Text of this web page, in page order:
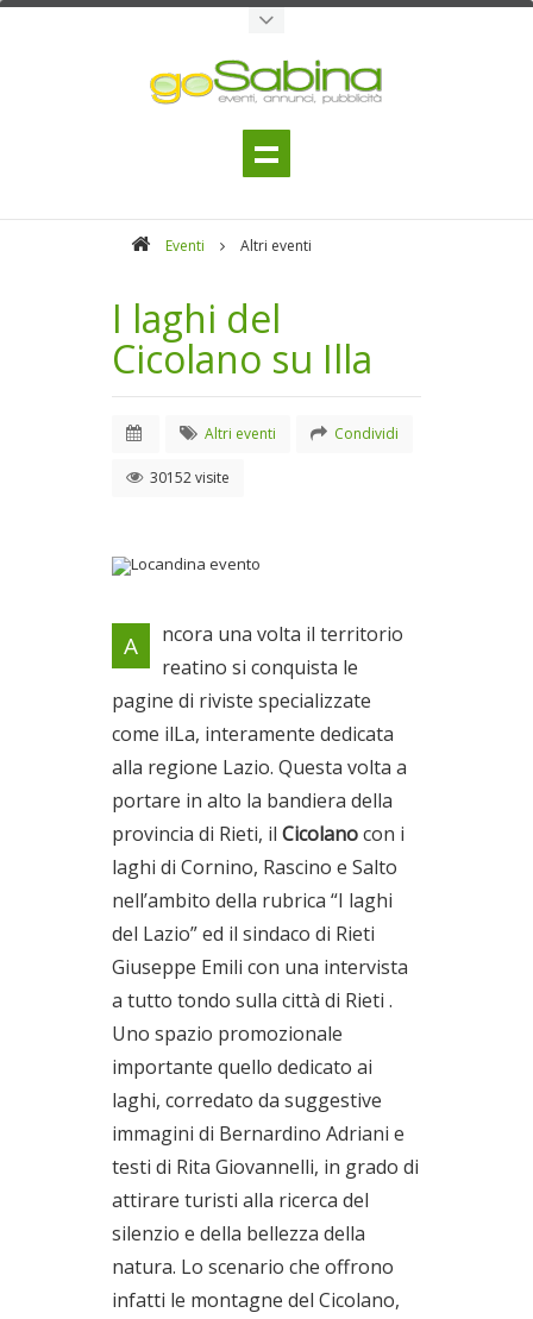
Eventi Altri eventi
I laghi del
Cicolano su Illa
Altri eventi Condividi
30152 visite
Locandina evento
A
ncora una volta il territorio
reatino si conquista le
pagine di riviste specializzate
come ilLa, interamente dedicata
alla regione Lazio. Questa volta a
portare in alto la bandiera della
provincia di Rieti, il Cicolanocon i
laghi di Cornino, Rascino e Salto
nell’ambito della rubrica “I laghi
del Lazio” ed il sindaco di Rieti
Giuseppe Emili con una intervista
a tutto tondo sulla città di Rieti .
Uno spazio promozionale
importante quello dedicato ai
laghi, corredato da suggestive
immagini di Bernardino Adriani e
testi di Rita Giovannelli, in grado di
attirare turisti alla ricerca del
silenzio e della bellezza della
natura. Lo scenario che offrono
infatti le montagne del Cicolano,